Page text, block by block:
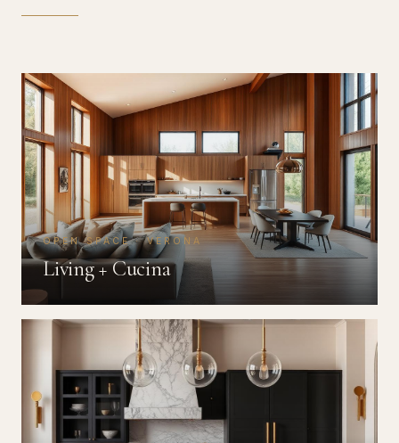
OPEN SPACE · VERONA
Living + Cucina